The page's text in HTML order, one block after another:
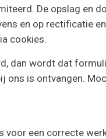
De opslag en
en op rectificatie
cookies.
dan wordt dat
is ontvangen.
een correcte